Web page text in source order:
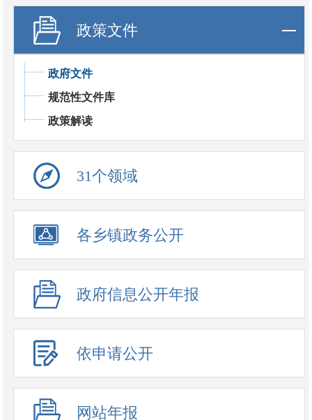
政策文件
政府文件
规范性文件库
政策解读
31个领域
各乡镇政务公开
政府信息公开年报
依申请公开
网站年报